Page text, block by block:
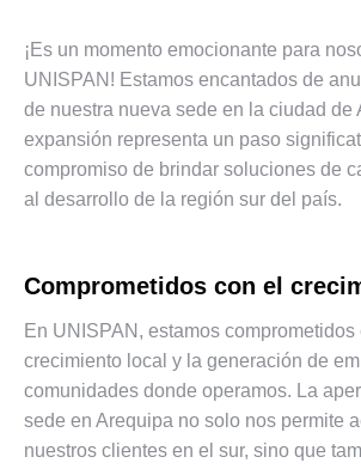
¡Es un momento emocionante para
UNISPAN! Estamos encantados de
de nuestra nueva sede en la ciudad de
expansión representa un paso
compromiso de brindar soluciones de
al desarrollo de la región sur del país.
Comprometidos con el
En UNISPAN, estamos comprometidos
crecimiento local y la generación de
comunidades donde operamos. La
sede en Arequipa no solo nos permite
nuestros clientes en el sur, sino que